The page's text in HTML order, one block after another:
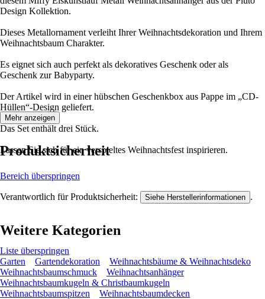
Design Kollektion.
Dieses Metallornament verleiht Ihrer Weihnachtsdekoration und Ihrem
Weihnachtsbaum Charakter.
Es eignet sich auch perfekt als dekoratives Geschenk oder als
Geschenk zur Babyparty.
Der Artikel wird in einer hübschen Geschenkbox aus Pappe im „CD-
Hüllen“-Design geliefert.
Das Set enthält drei Stück.
Lassen Sie sich für ein verspieltes Weihnachtsfest inspirieren.
Mehr anzeigen
Produktsicherheit
Bereich überspringen
Verantwortlich für Produktsicherheit: Siehe Herstellerinformationen .
Weitere Kategorien
Liste überspringen
Garten
Gartendekoration
Weihnachtsbäume & Weihnachtsdeko
Weihnachtsbaumschmuck
Weihnachtsanhänger
Weihnachtsbaumkugeln & Christbaumkugeln
Weihnachtsbaumspitzen
Weihnachtsbaumdecken